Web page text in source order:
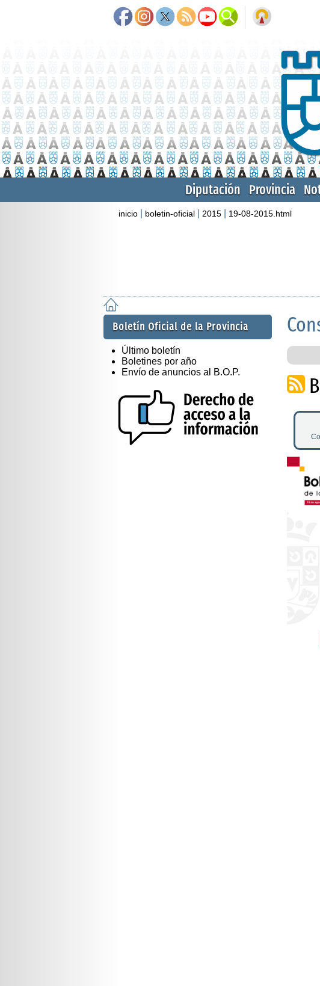
Diputación Provincia
inicio boletin-oficial 2015 19-08-2015.html
Boletín Oficial de la Provincia
Último boletín
Boletines por año
Envío de anuncios al B.O.P.